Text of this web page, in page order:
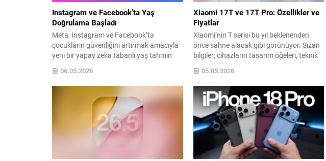
Instagram ve Facebook’ta Yaş
Doğrulama Başladı
Meta, Instagram ve Facebook’ta
çocukların güvenliğini artırmak amacıyla
yeni bir yapay zeka tabanlı yaş tahmin
ettikleri yaşa sadece güvenmek yerine,
platform davranışları ve paylaşılan
içerikler analiz edilerek daha gerçekçi bir
yaş profili oluşturulacak. Şirket, bu
teknolojinin yüz tanıma olmadığını,
amacın kimlik tespiti değil uygun yaş
grubunu...
06.05.2026
Xiaomi 17T ve 17T Pro: Özellikler ve
Fiyatlar
Xiaomi’nin T serisi bu yıl beklenenden
önce sahne alacak gibi görünüyor. Sızan
bilgiler; cihazların tasarım öğeleri, teknik
dair ayrıntıları ortaya koyuyor. Standart
ve Pro modeller arasında hem malzeme
hem de ekran farkları dikkat çekiyor.
Plastik gövdeli modelde 6,59 inç 120Hz
bir panel bulunurken, metal çerçeveli
Pro...
05.05.2026